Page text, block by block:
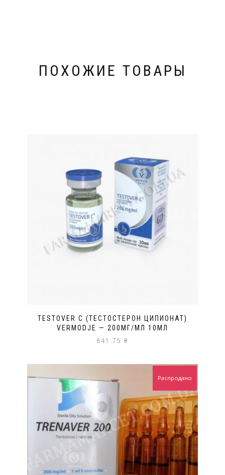
ПОХОЖИЕ ТОВАРЫ
TESTOVER C (ТЕСТОСТЕРОН ЦИПИОНАТ)
VERMODJE — 200МГ/МЛ 10МЛ
841.75 ₴
Распродано